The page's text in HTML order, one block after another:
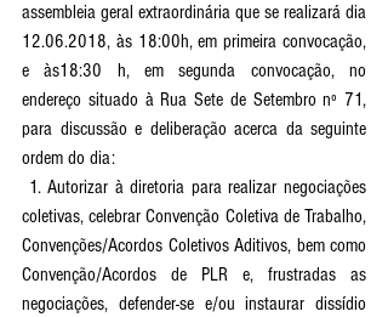
assembleia geral extraordinária que se realizará dia
12.06.2018, às 18:00h, em primeira convocação,
e às18:30 h, em segunda convocação, no
endereço situado à Rua Sete de Setembro nº 71,
para discussão e deliberação acerca da seguinte
ordem do dia:
coletivas, celebrar Convenção Coletiva de Trabalho,
Convenções/Acordos Coletivos Aditivos, bem como
Convenção/Acordos de PLR e, frustradas as
negociações, defender-se e/ou instaurar dissídio